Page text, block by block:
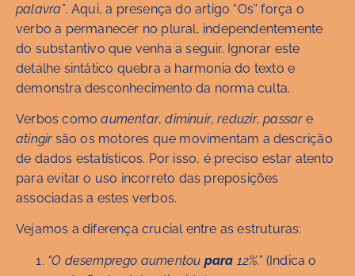
palavra”. Aqui, a presença do artigo “Os” força o
verbo a permanecer no plural, independentemente
do substantivo que venha a seguir. Ignorar este
detalhe sintático quebra a harmonia do texto e
demonstra desconhecimento da norma culta.
Verbos comoaumentar,diminuir,reduzir,passare
atingirsão os motores que movimentam a descrição
de dados estatísticos. Por isso, é preciso estar atento
para evitar o uso incorreto das preposições
associadas a estes verbos.
Vejamos a diferença crucial entre as estruturas:
“O desemprego aumentou para 12%.”(Indica o